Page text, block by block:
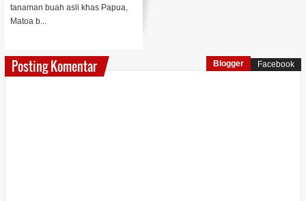
tanaman buah asli khas Papua,
Matoa b...
Posting Komentar Blogger Facebook